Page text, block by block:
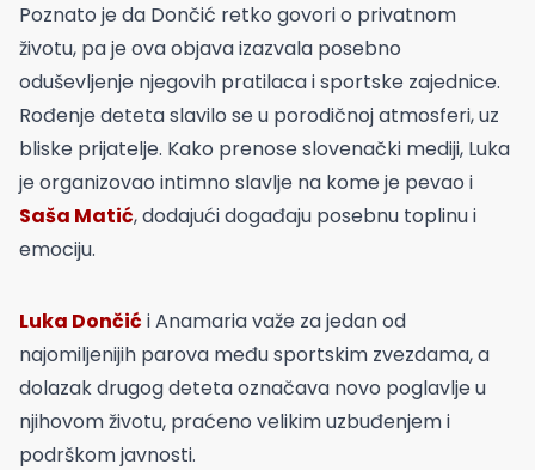
Poznato je da Dončić retko govori o privatnom
životu, pa je ova objava izazvala posebno
oduševljenje njegovih pratilaca i sportske zajednice.
Rođenje deteta slavilo se u porodičnoj atmosferi, uz
bliske prijatelje. Kako prenose slovenački mediji, Luka
je organizovao intimno slavlje na kome je pevao i
Saša Matić, dodajući događaju posebnu toplinu i
emociju.
Luka Dončić i Anamaria važe za jedan od
najomiljenijih parova među sportskim zvezdama, a
dolazak drugog deteta označava novo poglavlje u
njihovom životu, praćeno velikim uzbuđenjem i
podrškom javnosti.